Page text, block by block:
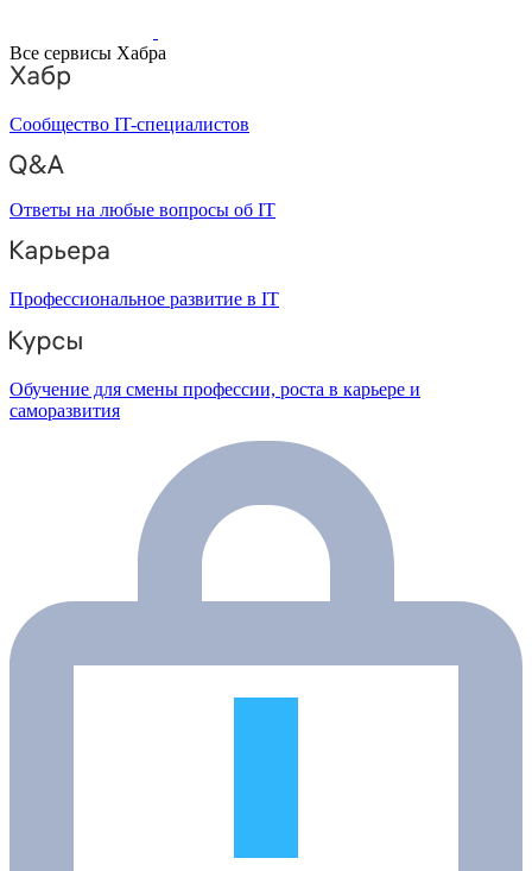
Все сервисы Хабра
Сообщество IT-специалистов
Ответы на любые вопросы об IT
Профессиональное развитие в IT
Обучение для смены профессии, роста в карьере и
саморазвития